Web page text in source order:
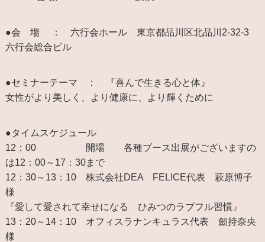
●会 場 ： 六行会ホール 東京都品川区北品川2-32-3
六行会総合ビル
●セミナーテーマ ： 『喜んで生きる心と体』
女性がより美しく、より健康に、より輝くために
●タイムスケジュール
12：00 開場 各種ブース出展がございますの
は12：00～17：30まで
12：30～13：10 株式会社DEA FELICE代表 萩原博子
様
『愛して愛されて幸せになる ひみつのラブフル習慣』
13：20～14：10 オフィスラナンキュラス代表 劒持奈央
様